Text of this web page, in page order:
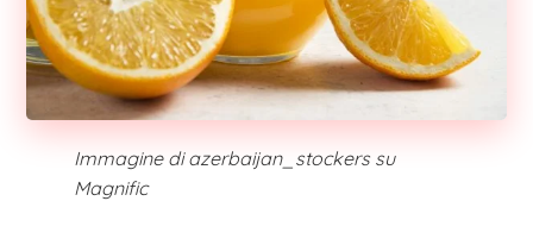
Immagine di azerbaijan_stockers su
Magnific